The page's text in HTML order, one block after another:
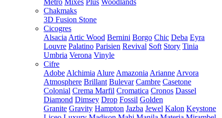
Metro Mixes Plus Woodlands
Chakmaks
3D Fusion Stone
Cicogres
Alsacia Artic Wood Bernini Borgo Chic Deba Eyra
Louvre Palatino Parisien Revival Soft Story Tinia
Umbria Verona Vinyle
Cifre
Adobe Alchimia Alure Amazonia Arianne Arvora
Atmosphere Brillant Bulevar Cambre Casetone
Colonial Crema Marfil Cromatica Cronos Dassel
Diamond Dimsey Drop Fossil Golden
Granite Gravity Hampton Jazba Jewel Kalon Keystone